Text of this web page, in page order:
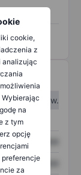
cookie,
z
analizując
Wybierając
na
z tym
opcję
za
W II kw.
XXXXXXX
XXXXXXX